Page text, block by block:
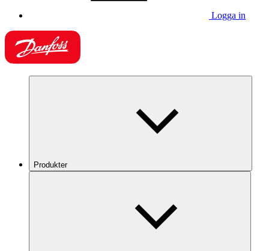
Logga in
Produkter